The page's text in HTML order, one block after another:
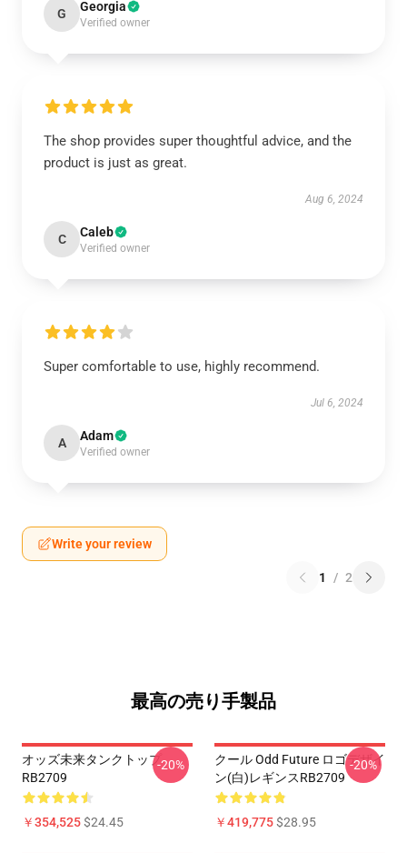
G Georgia
Verified owner
The shop provides super thoughtful advice, and the
product is just as great.
Aug 6, 2024
C Caleb
Verified owner
Super comfortable to use, highly recommend.
Jul 6, 2024
A Adam
Verified owner
Write your review
1 / 2
最高の売り手製品
オッズ未来タンクトップ
RB2709
￥354,525$24.45
-20%
クール Odd Future ロゴデザイ
ン(白)レギンスRB2709
￥419,775$28.95
-20%